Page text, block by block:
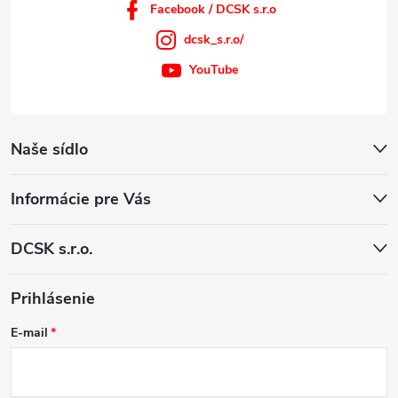
Naše sídlo
Informácie pre Vás
DCSK s.r.o.
Facebook / DCSK s.r.o
dcsk_s.r.o/
YouTube
Prihlásenie
E-mail